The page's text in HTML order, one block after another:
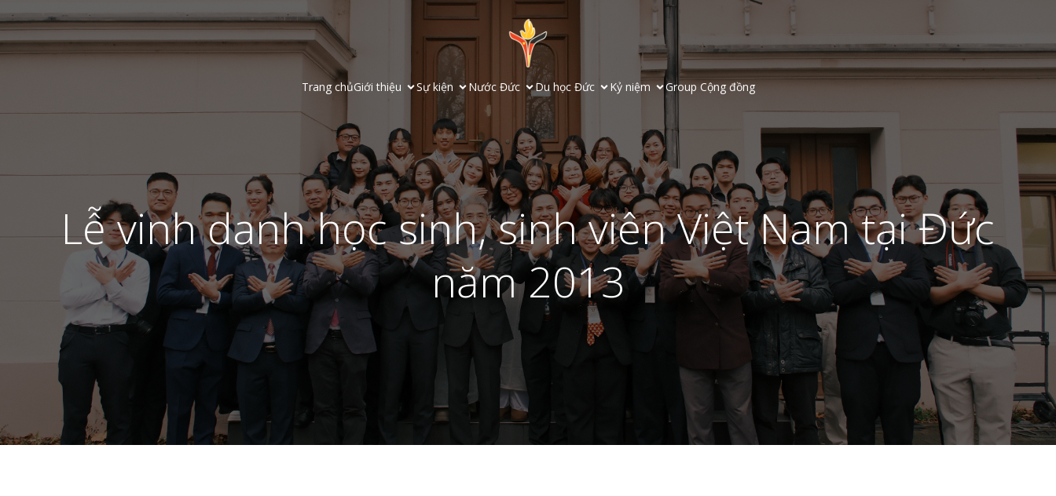
Trang chủGiới thiệu Sự kiện Nước Đức Du học Đức Kỷ niệm Group Cộng đồng
Lễ vinh danh học sinh, sinh viên Việt Nam tại Đức
năm 2013